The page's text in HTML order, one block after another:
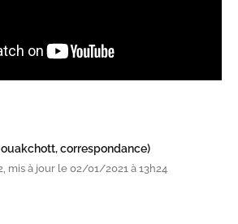
correspondance)
mis à jour le 02/01/2021 à 13h24